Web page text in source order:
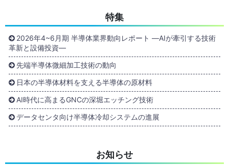
特集
2026年4~6月期 半導体業界動向レポート ―AIが牽引する技術
革新と設備投資―
先端半導体微細加工技術の動向
日本の半導体材料を支える半導体の原材料
AI時代に高まるGNCの深堀エッチング技術
データセンタ向け半導体冷却システムの進展
お知らせ